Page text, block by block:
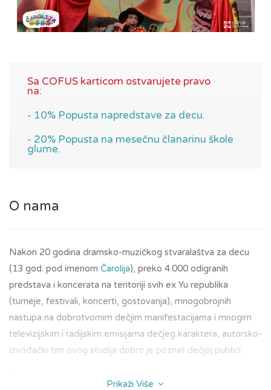
Sa COFUS karticom ostvarujete pravo
na:
- 10% Popusta napredstave za decu.
- 20% Popusta na mesečnu članarinu škole
glume.
O nama
Nakon 20 godina dramsko-muzičkog stvaralaštva za decu
(13 god. pod imenom Čarolija), preko 4.000 odigranih
predstava i koncerata na teritoriji svih ex Yu republika
(turneje, festivali, koncerti, gostovanja), mnogobrojnih
nastupa na dobrotvornim dečjim manifestacijama i mnogim
televizijskim i radijskim emisijama dečjeg karaktera, autorsko-
izvođački tim ovog studija dobro je poznat dečjoj publici:
Prikaži Više